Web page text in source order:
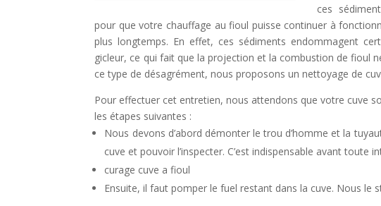
ces
pour que votre chauffage au fioul puisse continuer à
plus longtemps. En effet, ces sédiments endommagent
gicleur, ce qui fait que la projection et la combustion de fioul
ce type de désagrément, nous proposons un nettoyage de
Pour effectuer cet entretien, nous attendons que votre cuve
les étapes suivantes :
Nous devons d’abord démonter le trou d’homme et la
cuve et pouvoir l’inspecter. C’est indispensable avant toute
curage cuve a fioul
Ensuite, il faut pomper le fuel restant dans la cuve. Nous le